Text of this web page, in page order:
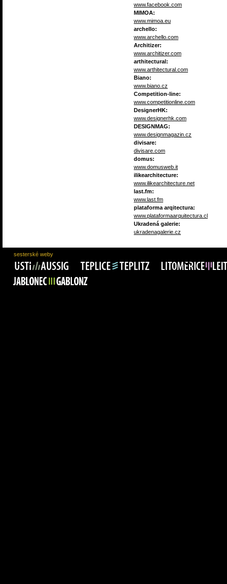
www.facebook.com
MIMOA:
www.mimoa.eu
archello:
www.archello.com
Architizer:
www.architizer.com
arthitectural:
www.arthitectural.com
Biano:
www.biano.cz
Competition-line:
www.competitionline.com
DesignerHK:
www.designerhk.com
DESIGNMAG:
www.designmagazin.cz
divisare:
divisare.com
domus:
www.domusweb.it
ilikearchitecture:
www.ilikearchitecture.net
last.fm:
www.last.fm
plataforma arqitectura:
www.plataformaarquitectura.cl
Ukradená galerie:
ukradenagalerie.cz
sesterské weby